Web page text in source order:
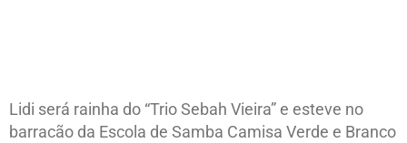
Lidi será rainha do “Trio Sebah Vieira” e esteve no
barracão da Escola de Samba Camisa Verde e Branco